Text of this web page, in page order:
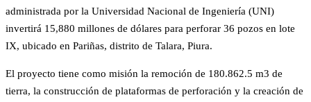
administrada por la Universidad Nacional de Ingeniería (UNI)
invertirá 15,880 millones de dólares para perforar 36 pozos en lote
IX, ubicado en Pariñas, distrito de Talara, Piura.
El proyecto tiene como misión la remoción de 180.862.5 m3 de
tierra, la construcción de plataformas de perforación y la creación de